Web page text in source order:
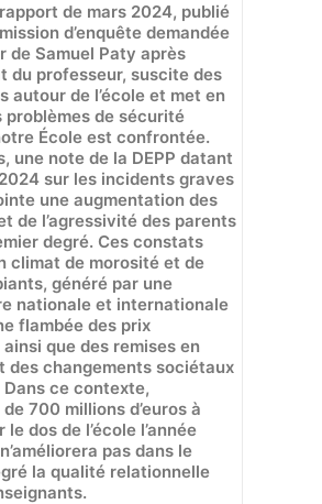
de mars 2024, publié
d’enquête demandée
de Samuel Paty après
du professeur, suscite des
autour de l’école et met en
problèmes de sécurité
École est confrontée.
une note de la DEPP datant
sur les incidents graves
une augmentation des
de l’agressivité des parents
degré. Ces constats
climat de morosité et de
généré par une
nationale et internationale
flambée des prix
que des remises en
des changements sociétaux
ce contexte,
de 700 millions d’euros à
dos de l’école l’année
pas dans le
la qualité relationnelle